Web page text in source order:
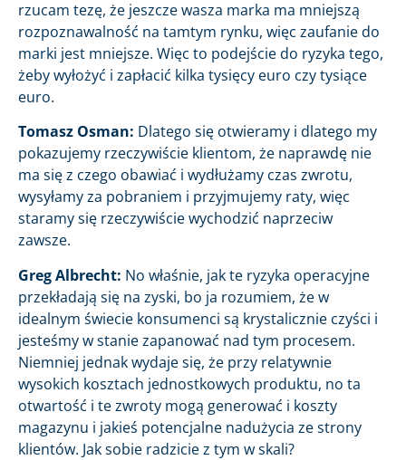
rzucam tezę, że jeszcze wasza marka ma mniejszą
rozpoznawalność na tamtym rynku, więc zaufanie do
marki jest mniejsze. Więc to podejście do ryzyka tego,
żeby wyłożyć i zapłacić kilka tysięcy euro czy tysiące
euro.
Tomasz Osman: Dlatego się otwieramy i dlatego my
pokazujemy rzeczywiście klientom, że naprawdę nie
ma się z czego obawiać i wydłużamy czas zwrotu,
wysyłamy za pobraniem i przyjmujemy raty, więc
staramy się rzeczywiście wychodzić naprzeciw
zawsze.
Greg Albrecht: No właśnie, jak te ryzyka operacyjne
przekładają się na zyski, bo ja rozumiem, że w
idealnym świecie konsumenci są krystalicznie czyści i
jesteśmy w stanie zapanować nad tym procesem.
Niemniej jednak wydaje się, że przy relatywnie
wysokich kosztach jednostkowych produktu, no ta
otwartość i te zwroty mogą generować i koszty
magazynu i jakieś potencjalne nadużycia ze strony
klientów. Jak sobie radzicie z tym w skali?